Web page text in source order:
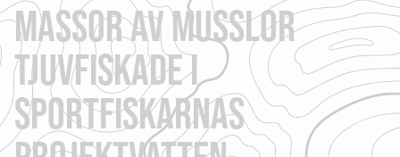
MASSOR AV MUSSLOR
TJUVFISKADE I
SPORTFISKARNAS